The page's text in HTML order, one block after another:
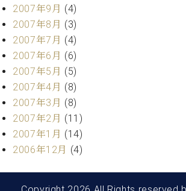
2007年9月 (4)
2007年8月 (3)
2007年7月 (4)
2007年6月 (6)
2007年5月 (5)
2007年4月 (8)
2007年3月 (8)
2007年2月 (11)
2007年1月 (14)
2006年12月 (4)